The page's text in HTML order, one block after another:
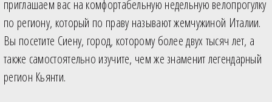
приглашаем вас на комфортабельную недельную велопрогулку
по региону, который по праву называют жемчужиной Италии.
Вы посетите Сиену, город, которому более двух тысяч лет, а
также самостоятельно изучите, чем же знаменит легендарный
регион Кьянти.